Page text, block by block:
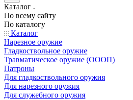
Каталог
По всему сайту
По каталогу
Каталог
Нарезное оружие
Гладкоствольное оружие
Травматическое оружие (ОООП)
Патроны
Для гладкоствольного оружия
Для нарезного оружия
Для служебного оружия